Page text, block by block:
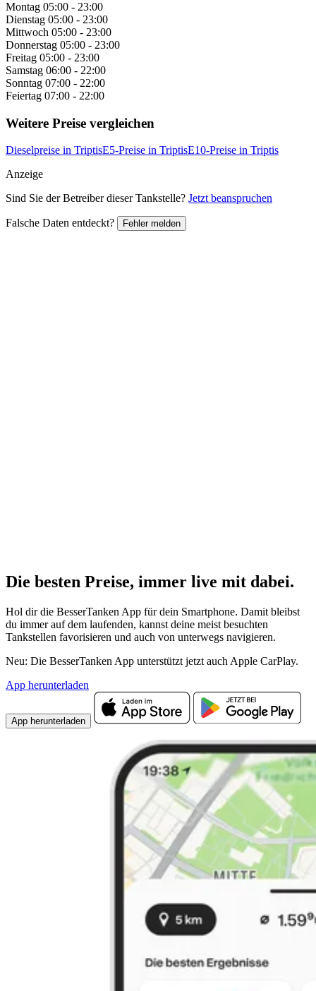
Montag 05:00 - 23:00
Dienstag 05:00 - 23:00
Mittwoch 05:00 - 23:00
Donnerstag 05:00 - 23:00
Freitag 05:00 - 23:00
Samstag 06:00 - 22:00
Sonntag 07:00 - 22:00
Feiertag 07:00 - 22:00
Weitere Preise vergleichen
Dieselpreise in TriptisE5-Preise in TriptisE10-Preise in Triptis
Anzeige
Sind Sie der Betreiber dieser Tankstelle? Jetzt beanspruchen
Falsche Daten entdeckt? Fehler melden
Die besten Preise, immer live mit dabei.
Hol dir die BesserTanken App für dein Smartphone. Damit bleibst
du immer auf dem laufenden, kannst deine meist besuchten
Tankstellen favorisieren und auch von unterwegs navigieren.
Neu: Die BesserTanken App unterstützt jetzt auch Apple CarPlay.
App herunterladen
App herunterladen